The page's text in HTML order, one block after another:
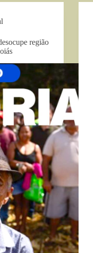
região